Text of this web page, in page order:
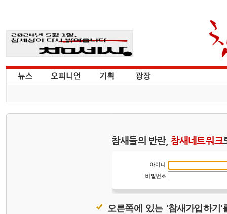
참새들의 반란, 참새네트워크
오른쪽에 있는 '참새가입하기